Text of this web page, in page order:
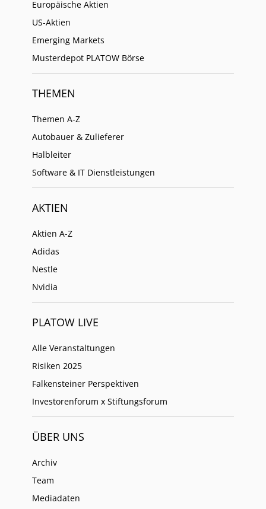
Europäische Aktien
US-Aktien
Emerging Markets
Musterdepot PLATOW Börse
THEMEN
Themen A-Z
Autobauer & Zulieferer
Halbleiter
Software & IT Dienstleistungen
AKTIEN
Aktien A-Z
Adidas
Nestle
Nvidia
PLATOW LIVE
Alle Veranstaltungen
Risiken 2025
Falkensteiner Perspektiven
Investorenforum x Stiftungsforum
ÜBER UNS
Archiv
Team
Mediadaten